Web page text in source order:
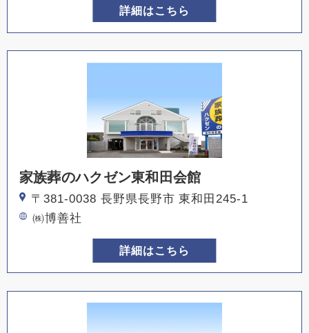
詳細はこちら
家族葬のハクゼン東和田会館
〒381-0038 長野県長野市 東和田245-1
㈱博善社
詳細はこちら